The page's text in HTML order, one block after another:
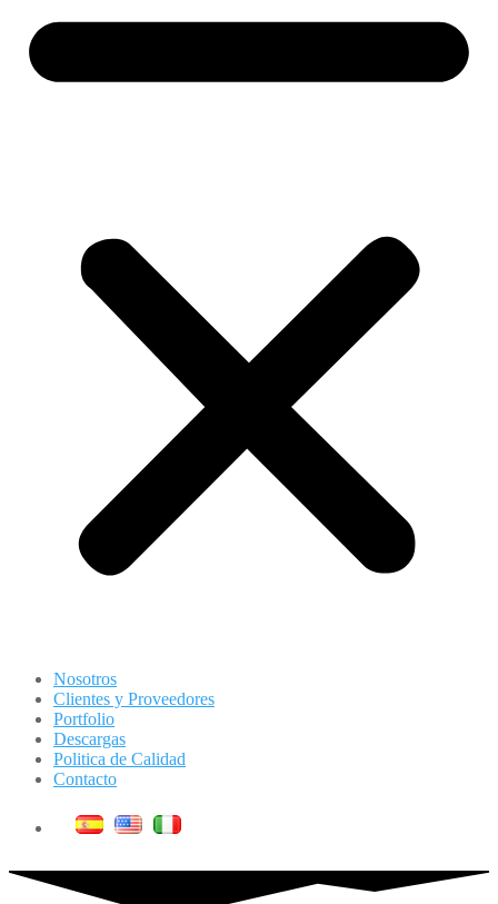
Nosotros
Clientes y Proveedores
Portfolio
Descargas
Politica de Calidad
Contacto